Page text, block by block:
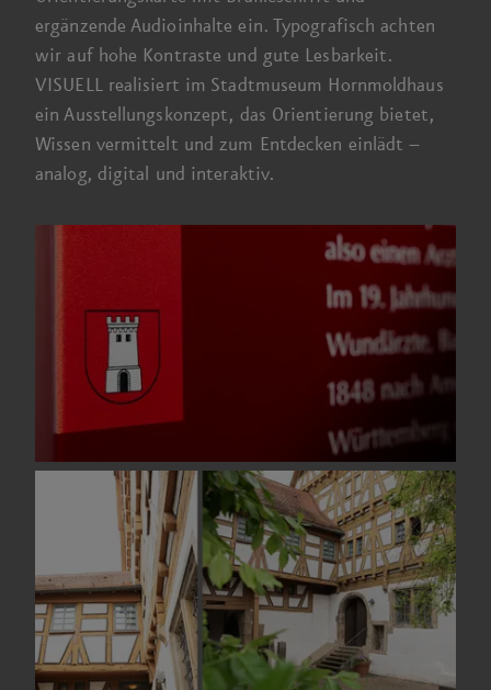
ergänzende Audioinhalte ein. Typografisch achten
wir auf hohe Kontraste und gute Lesbarkeit.
VISUELL realisiert im Stadtmuseum Hornmoldhaus
ein Ausstellungs­konzept, das Orientierung bietet,
Wissen vermittelt und zum Entdecken einlädt –
analog, digital und interaktiv.